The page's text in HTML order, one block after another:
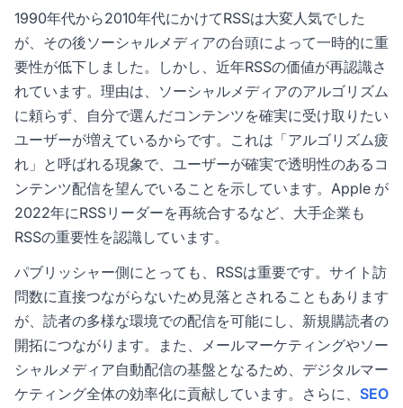
1990年代から2010年代にかけてRSSは大変人気でした
が、その後ソーシャルメディアの台頭によって一時的に重
要性が低下しました。しかし、近年RSSの価値が再認識さ
れています。理由は、ソーシャルメディアのアルゴリズム
に頼らず、自分で選んだコンテンツを確実に受け取りたい
ユーザーが増えているからです。これは「アルゴリズム疲
れ」と呼ばれる現象で、ユーザーが確実で透明性のあるコ
ンテンツ配信を望んでいることを示しています。Apple が
2022年にRSSリーダーを再統合するなど、大手企業も
RSSの重要性を認識しています。
パブリッシャー側にとっても、RSSは重要です。サイト訪
問数に直接つながらないため見落とされることもあります
が、読者の多様な環境での配信を可能にし、新規購読者の
開拓につながります。また、メールマーケティングやソー
シャルメディア自動配信の基盤となるため、デジタルマー
ケティング全体の効率化に貢献しています。さらに、 SEO